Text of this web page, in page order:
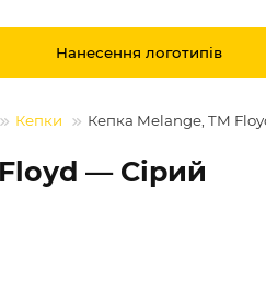
Нанесення логотипів
Кепки Кепка Melange, TM
— Сірий